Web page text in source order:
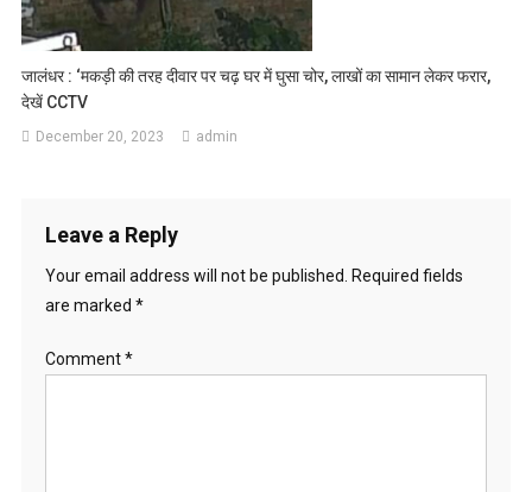
जालंधर : ‘मकड़ी की तरह दीवार पर चढ़ घर में घुसा चोर, लाखों का सामान लेकर फरार,
देखें CCTV
December 20, 2023 admin
Leave a Reply
Your email address will not be published.
Required fields
are marked *
Comment*